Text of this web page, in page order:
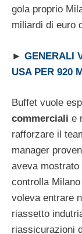
gola proprio
miliardi di euro
► GENERALI
USA PER 920
Buffet vuole
commerciali e
rafforzare il
manager
aveva
controlla
voleva entrare
riassetto
riassicurazioni